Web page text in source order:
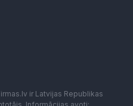
ir Latvijas Republikas